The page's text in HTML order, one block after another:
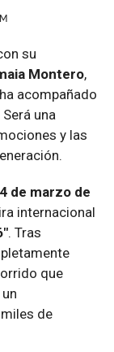
su
Montero,
acompañado
una
y las
de marzo de
internacional
. Tras
que
un
de